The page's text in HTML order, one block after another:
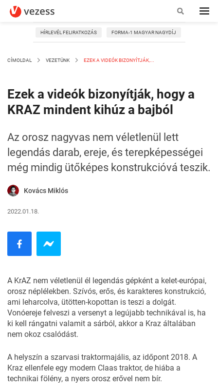
HÍRLEVÉL FELIRATKOZÁS FORMA-1 MAGYAR NAGYDÍJ
CÍMOLDAL VEZETÜNK EZEK A VIDEÓK BIZONYÍTJÁK,...
Ezek a videók bizonyítják, hogy a
KRAZ mindent kihúz a bajból
Az orosz nagyvas nem véletlenül lett
legendás darab, ereje, és terepképességei
még mindig ütőképes konstrukcióvá teszik.
Kovács Miklós
2022.01.18.
A KrAZ nem véletlenül él legendás gépként a kelet-európai,
orosz néplélekben. Szívós, erős, és karakteres konstrukció,
ami leharcolva, ütötten-kopottan is teszi a dolgát.
Vonóereje felveszi a versenyt a legújabb technikával is, ha
ki kell rángatni valamit a sárból, akkor a Kraz általában
nem okoz csalódást.
A helyszín a szarvasi traktormajális, az időpont 2018. A
Kraz ellenfele egy modern Claas traktor, de hiába a
technikai fölény, a nyers orosz erővel nem bír.